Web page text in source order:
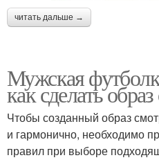
читать дальше →
Мужская
как сделать
Чтобы созданный образ
и гармонично, необходимо
правил при выборе